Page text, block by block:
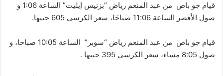
قيام جو باص من عبد المنعم رياض “بزنيس إيليت” الساعة 1:06 و
صول الأقصر الساعة 11:06 صباحًا، سعر الكرسي 605 جنيها.
قيام جو باص من عبد المنعم رياض “سوبر” الساعة 10:05 صباحا، و
صول 8:05 مساء، سعر الكرسي 395 جنيها .